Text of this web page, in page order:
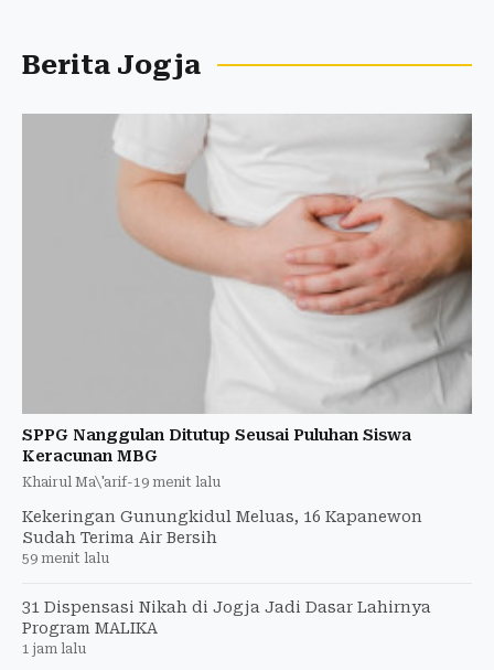
Berita Jogja
SPPG Nanggulan Ditutup Seusai Puluhan Siswa
Keracunan MBG
Khairul Ma\'arif-19 menit lalu
Kekeringan Gunungkidul Meluas, 16 Kapanewon
Sudah Terima Air Bersih
59 menit lalu
31 Dispensasi Nikah di Jogja Jadi Dasar Lahirnya
Program MALIKA
1 jam lalu